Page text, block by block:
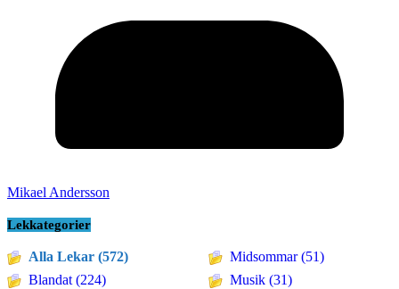
Mikael Andersson
Lekkategorier
Alla Lekar (572)
Blandat (224)
Midsommar (51)
Musik (31)